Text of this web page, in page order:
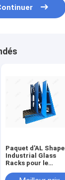
Paquet d'AL Shape
Industrial Glass
Racks pour le
de feuille